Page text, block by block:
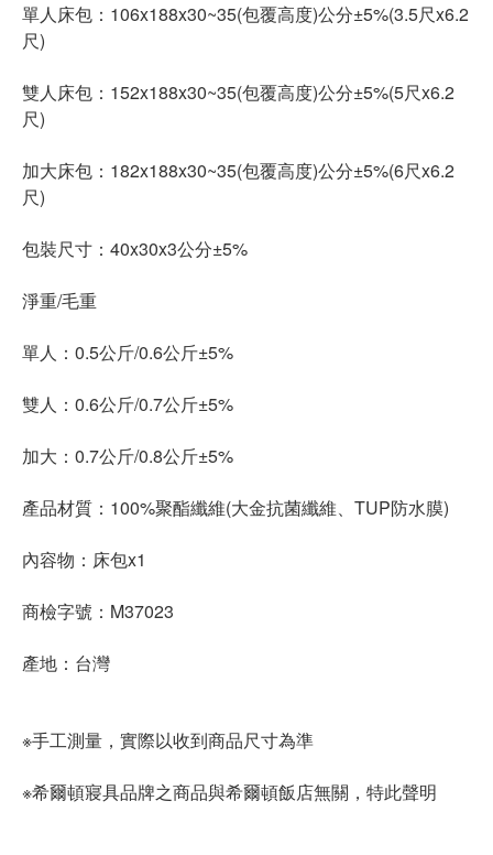
單人床包：106x188x30~35(包覆高度)公分±5%(3.5尺x6.2
尺)
雙人床包：152x188x30~35(包覆高度)公分±5%(5尺x6.2
尺)
加大床包：182x188x30~35(包覆高度)公分±5%(6尺x6.2
尺)
包裝尺寸：40x30x3公分±5%
淨重/毛重
單人：0.5公斤/0.6公斤±5%
雙人：0.6公斤/0.7公斤±5%
加大：0.7公斤/0.8公斤±5%
產品材質：100%聚酯纖維(大金抗菌纖維、TUP防水膜)
內容物：床包x1
商檢字號：M37023
產地：台灣
※手工測量，實際以收到商品尺寸為準
※希爾頓寢具品牌之商品與希爾頓飯店無關，特此聲明